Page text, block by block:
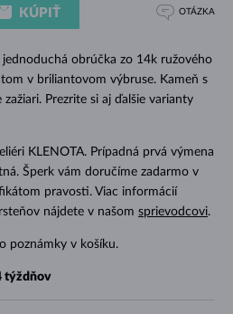
jednoduchá obrúčka zo 14k ružového
v briliantovom výbruse. Kameň s
Prezrite si aj ďalšie varianty
KLENOTA. Prípadná prvá výmena
Šperk vám doručíme zadarmo v
pravosti. Viac informácií
nájdete v našom sprievodcovi.
poznámky v košíku.
týždňov
KÚPIŤ OTÁZKA